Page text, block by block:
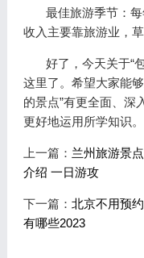
最佳旅游季节：每
收入主要靠旅游业，
好了，今天关于“包
这里了。希望大家能
的景点”有更全面、深
更好地运用所学知识。
上一篇： 兰州旅游景
介绍 一日游攻
下一篇： 北京不用预
有哪些2023